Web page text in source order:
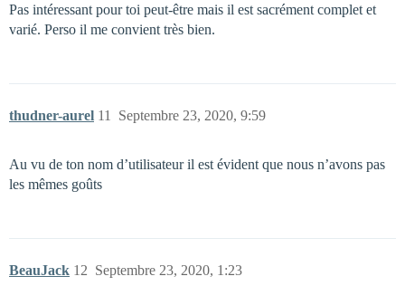
Pas intéressant pour toi peut-être mais il est sacrément complet et
varié. Perso il me convient très bien.
thudner-aurel Septembre 23, 2020, 9:59
11
Au vu de ton nom d’utilisateur il est évident que nous n’avons pas
les mêmes goûts
BeauJack Septembre 23, 2020, 1:23
12